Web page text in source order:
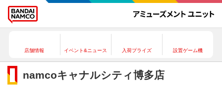
店舗情報 イベント&ニュース 入荷プライズ 設置ゲーム機
namcoキャナルシティ博多店